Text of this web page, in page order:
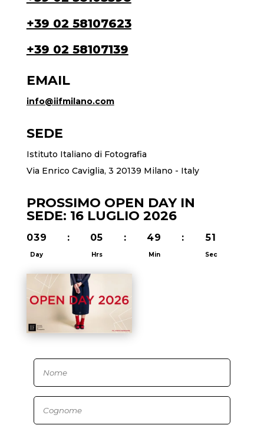
+39 02 58107623
+39 02 58107139
EMAIL
info@iifmilano.com
SEDE
Istituto Italiano di Fotografia
Via Enrico Caviglia, 3 20139 Milano - Italy
PROSSIMO OPEN DAY IN
SEDE: 16 LUGLIO 2026
039
Day
: 05
Hrs
: 49
Min
: 50
Sec